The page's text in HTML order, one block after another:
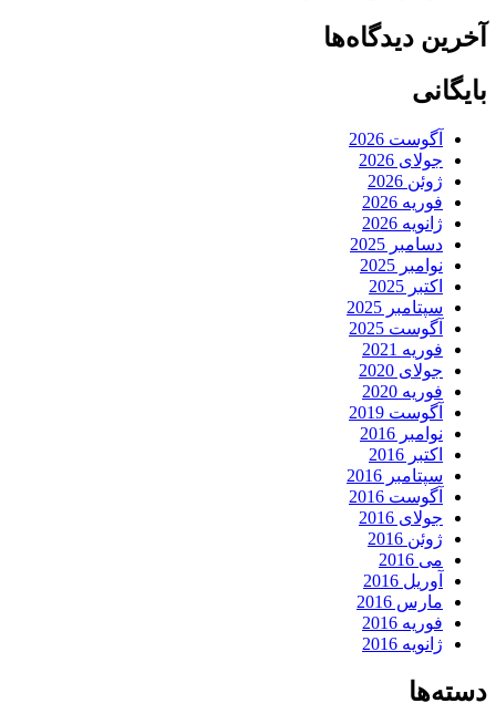
آخرین دیدگاه‌ها
بایگانی
آگوست 2026
جولای 2026
ژوئن 2026
فوریه 2026
ژانویه 2026
دسامبر 2025
نوامبر 2025
اکتبر 2025
سپتامبر 2025
آگوست 2025
فوریه 2021
جولای 2020
فوریه 2020
آگوست 2019
نوامبر 2016
اکتبر 2016
سپتامبر 2016
آگوست 2016
جولای 2016
ژوئن 2016
می 2016
آوریل 2016
مارس 2016
فوریه 2016
ژانویه 2016
دسته‌ها